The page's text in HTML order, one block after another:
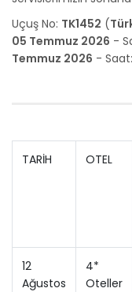
Uçuş No: TK1452 (
05 Temmuz 2026 -
Temmuz 2026 - Saat:
TARİH OTEL
12
Ağustos
4*
Oteller